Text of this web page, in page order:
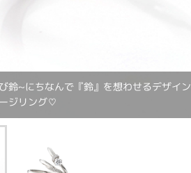
鈴~にちなんで『鈴』を想わせるデザイ
ジリング♡